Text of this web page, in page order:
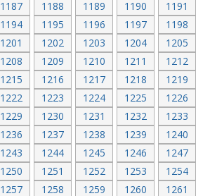
1187 1188 1189 1190
1191
1194 1195 1196 1197
1198
1201 1202 1203 1204
1205
1208 1209 1210 1211
1212
1215 1216 1217 1218
1219
1222 1223 1224 1225
1226
1229 1230 1231 1232
1233
1236 1237 1238 1239
1240
1243 1244 1245 1246
1247
1250 1251 1252 1253
1254
1257 1258 1259 1260
1261